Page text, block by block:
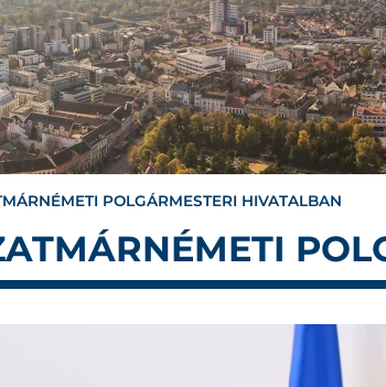
POLGÁRMESTERI HIVATALBAN